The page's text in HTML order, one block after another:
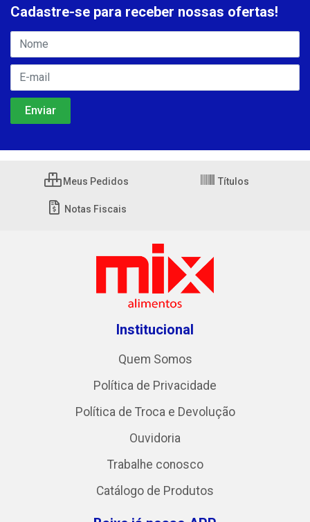
Cadastre-se para receber nossas ofertas!
Meus Pedidos Títulos
Notas Fiscais
Institucional
Quem Somos
Política de Privacidade
Política de Troca e Devolução
Ouvidoria
Trabalhe conosco
Catálogo de Produtos